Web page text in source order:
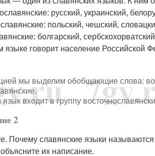
русский, украинский,
польский, чешский,
болгарский,
языке говорит население Российской
мы выделим обобщающие слова:
язык входит в группу
2
Почему славянские языки
их написание.